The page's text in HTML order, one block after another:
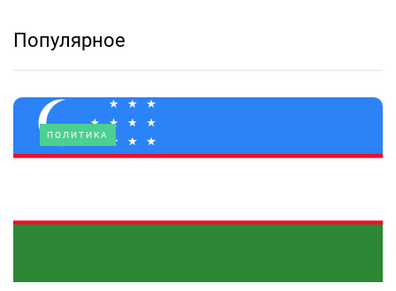
Популярное
ПОЛИТИКА